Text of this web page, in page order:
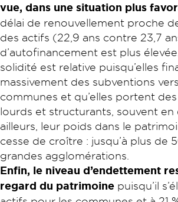
vue, dans une situation plus
délai de renouvellement proche
des actifs (22,9 ans contre 23,7
d’autofinancement est plus
solidité est relative puisqu’elles
massivement des subventions
communes et qu’elles portent
lourds et structurants, souvent en
ailleurs, leur poids dans le
cesse de croître : jusqu’à plus de
grandes agglomérations.
Enfin, le niveau d’endettement
regard du patrimoine puisqu’il